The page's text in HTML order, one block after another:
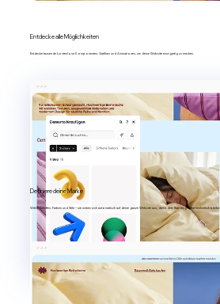
Entdecke alle Möglichkeiten
Entdecke tausende kostenlose Komponenten, Grafiken und Animationen, um deine Website einzigartig zu machen.
Definiere deine Marke
Wähle Schriften, Farben und Stile – sie wirken sich automatisch auf deine ganze Website aus, damit dein Branding immer einheitlich bleibt.